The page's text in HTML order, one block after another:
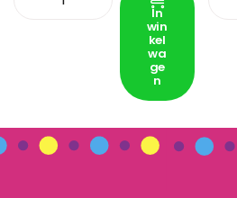
In
win
kel
wa
ge
n